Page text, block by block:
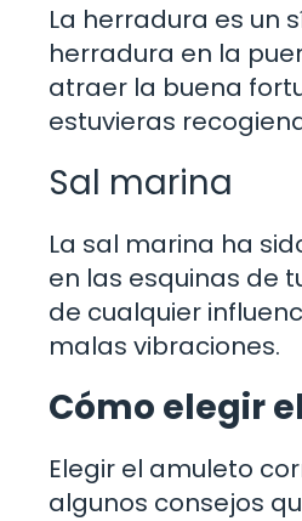
La herradura es un
herradura en la
atraer la buena
estuvieras
Sal marina
La sal marina ha
en las esquinas de
de cualquier
malas vibraciones.
Cómo elegir
Elegir el amuleto
algunos consejos